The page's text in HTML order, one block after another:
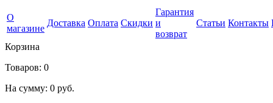
О
магазине
Доставка Оплата Скидки
Гарантия
и
возврат
Статьи Контакты
Корзина
Товаров: 0
На сумму: 0 руб.